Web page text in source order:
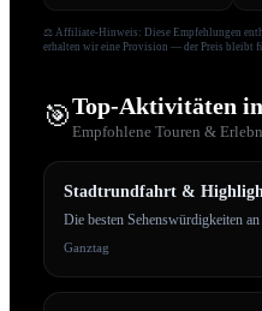
⚖️ Affiliate-Hinweis: Diese Empfehlungen
erhalten wir eine Provision — der Preis bleibt
🎯Top-Aktivitäten in
Empfohlene Touren &
Stadtrundfahrt &
Die besten Sehenswürdigkeiten an
Ganztag